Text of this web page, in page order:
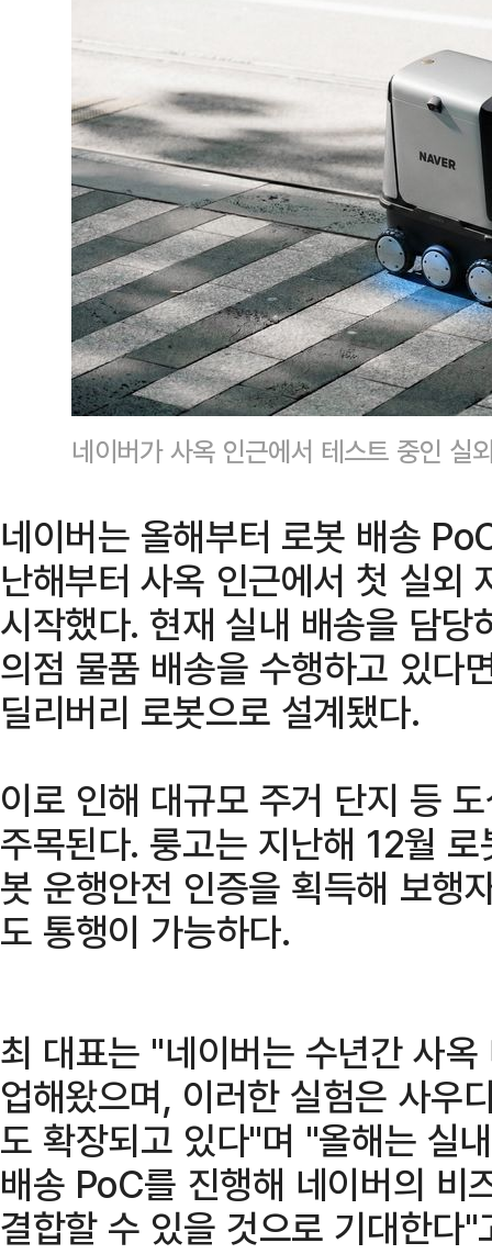
네이버가 사옥 인근에서 테스트 중인
네이버는 올해부터 로봇 배송
난해부터 사옥 인근에서 첫 실외
시작했다. 현재 실내 배송을 담당
의점 물품 배송을 수행하고 있다
딜리버리 로봇으로 설계됐다.
이로 인해 대규모 주거 단지 등
주목된다. 룽고는 지난해 12월
봇 운행안전 인증을 획득해 보행
도 통행이 가능하다.
최 대표는 "네이버는 수년간 사
업해왔으며, 이러한 실험은 사우
도 확장되고 있다"며 "올해는 실
배송 PoC를 진행해 네이버의 비
결합할 수 있을 것으로 기대한다"